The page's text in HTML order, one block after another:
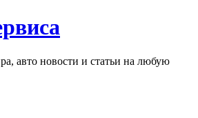
авто новости и статьи на любую